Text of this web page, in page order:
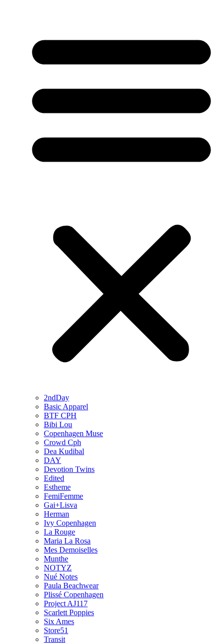
2ndDay
Basic Apparel
BTF CPH
Bibi Lou
Copenhagen Muse
Crowd Cph
Dea Kudibal
DAY
Devotion Twins
Edited
Estheme
FemiFemme
Gai+Lisva
Herman
Ivy Copenhagen
La Rouge
Maria La Rosa
Mes Demoiselles
Munthe
NOTYZ
Nué Notes
Paula Beachwear
Plissé Copenhagen
Project AJ117
Scarlett Poppies
Six Ames
Store51
Transit